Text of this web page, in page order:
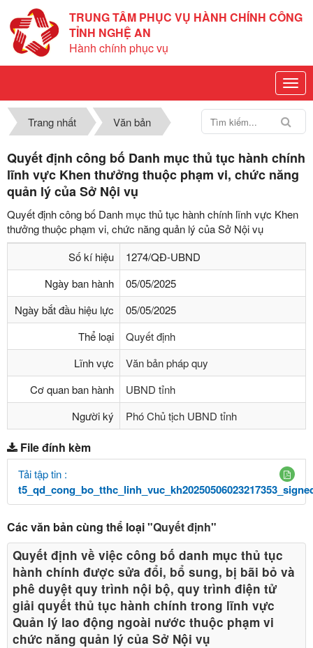
TRUNG TÂM PHỤC VỤ HÀNH CHÍNH CÔNG
TỈNH NGHỆ AN
Hành chính phục vụ
Trang nhất Văn bản
Quyết định công bố Danh mục thủ tục hành chính
lĩnh vực Khen thưởng thuộc phạm vi, chức năng
quản lý của Sở Nội vụ
Quyết định công bố Danh mục thủ tục hành chính lĩnh vực Khen
thưởng thuộc phạm vi, chức năng quản lý của Sở Nội vụ
Số kí hiệu
1274/QĐ-UBND
Ngày ban hành
05/05/2025
Ngày bắt đầu hiệu lực
05/05/2025
Thể loại
Quyết định
Lĩnh vực
Văn bản pháp quy
Cơ quan ban hành
UBND tỉnh
Người ký
Phó Chủ tịch UBND tỉnh
File đính kèm
Tải tập tin :
Các văn bản cùng thể loại"Quyết định"
Quyết định về việc công bố danh mục thủ tục
hành chính được sửa đổi, bổ sung, bị bãi bỏ và
phê duyệt quy trình nội bộ, quy trình điện tử
giải quyết thủ tục hành chính trong lĩnh vực
Quản lý lao động ngoài nước thuộc phạm vi
chức năng quản lý của Sở Nội vụ